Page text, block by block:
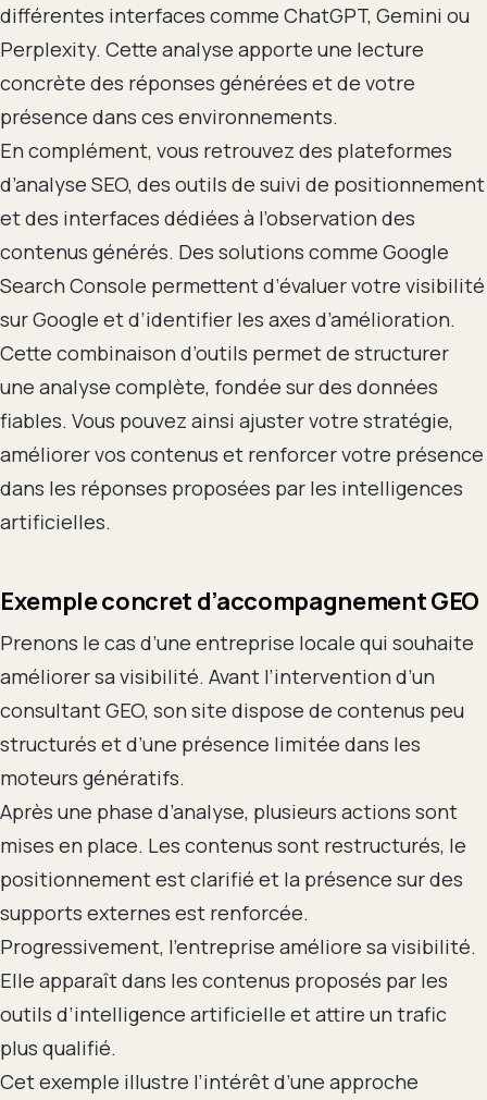
différentes interfaces comme ChatGPT, Gemini ou
Perplexity. Cette analyse apporte une lecture
concrète des réponses générées et de votre
présence dans ces environnements.
En complément, vous retrouvez des plateformes
d’analyse SEO, des outils de suivi de positionnement
et des interfaces dédiées à l’observation des
contenus générés. Des solutions comme Google
Search Console permettent d’évaluer votre visibilité
sur Google et d’identifier les axes d’amélioration.
Cette combinaison d’outils permet de structurer
une analyse complète, fondée sur des données
fiables. Vous pouvez ainsi ajuster votre stratégie,
améliorer vos contenus et renforcer votre présence
dans les réponses proposées par les intelligences
artificielles.
Exemple concret d’accompagnement GEO
Prenons le cas d’une entreprise locale qui souhaite
améliorer sa visibilité. Avant l’intervention d’un
consultant GEO, son site dispose de contenus peu
structurés et d’une présence limitée dans les
moteurs génératifs.
Après une phase d’analyse, plusieurs actions sont
mises en place. Les contenus sont restructurés, le
positionnement est clarifié et la présence sur des
supports externes est renforcée.
Progressivement, l’entreprise améliore sa visibilité.
Elle apparaît dans les contenus proposés par les
outils d’intelligence artificielle et attire un trafic
plus qualifié.
Cet exemple illustre l’intérêt d’une approche